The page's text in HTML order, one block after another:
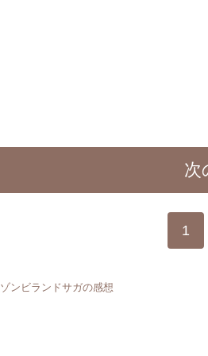
次
1
ゾンビランドサガの感想